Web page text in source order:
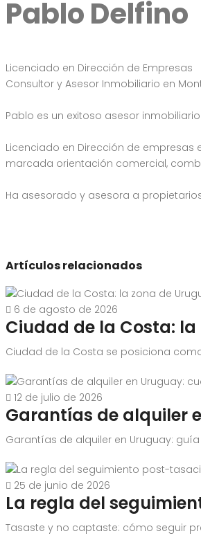
Pablo Delfino
Licenciado en Dirección de Empresas
Consultor y Asesor Inmobiliario en
Pablo es un exitoso asesor
Licenciado en Dirección de
marcada orientación comercial,
Ha asesorado y asesora a
Artículos relacionados
6 de agosto de 2026
Ciudad de la Costa:
Ciudad de la Costa se posiciona
12 de julio de 2026
Garantías de alquiler
Garantías de alquiler en Uruguay:
25 de junio de 2026
La regla del
Tasaste y no captaste: cómo seguir